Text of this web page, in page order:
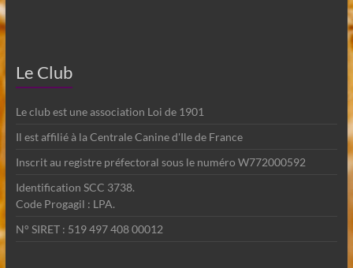
Le Club
Le club est une association Loi de 1901
Il est affilié à la Centrale Canine d'Ile de France
Inscrit au registre préfectoral sous le numéro W772000592
Identification SCC 3738.
Code Progagil : LPA.
N° SIRET : 519 497 408 00012